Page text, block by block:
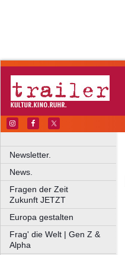
Newsletter.
News.
Fragen der Zeit
Zukunft JETZT
Europa gestalten
Frag' die Welt | Gen Z &
Alpha